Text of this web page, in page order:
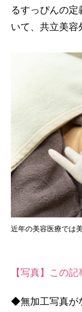
るすっぴんの
いて、共立美容
近年の美容医療では
【写真】この
◆無加工写真が